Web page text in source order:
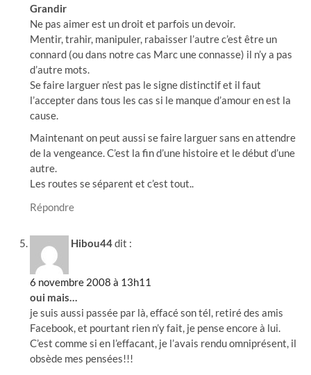
Grandir
Ne pas aimer est un droit et parfois un devoir.
Mentir, trahir, manipuler, rabaisser l’autre c’est être un
connard (ou dans notre cas Marc une connasse) il n’y a pas
d’autre mots.
Se faire larguer n’est pas le signe distinctif et il faut
l’accepter dans tous les cas si le manque d’amour en est la
cause.
Maintenant on peut aussi se faire larguer sans en attendre
de la vengeance. C’est la fin d’une histoire et le début d’une
autre.
Les routes se séparent et c’est tout..
Répondre
Hibou44dit :
6 novembre 2008 à 13h11
oui mais…
je suis aussi passée par là, effacé son tél, retiré des amis
Facebook, et pourtant rien n’y fait, je pense encore à lui.
C’est comme si en l’effacant, je l’avais rendu omniprésent, il
obsède mes pensées!!!